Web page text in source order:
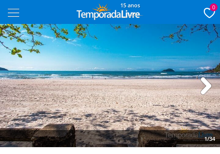
15 anos 0
1/34
Next